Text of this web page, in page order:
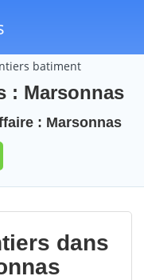
batiment
: Marsonnas
: Marsonnas
dans